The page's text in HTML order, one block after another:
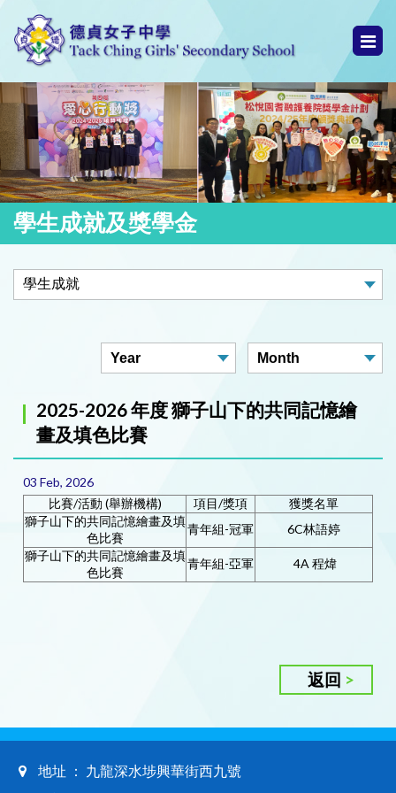
學生成就及獎學金
2025-2026 年度 獅子山下的共同記憶繪
畫及填色比賽
03 Feb, 2026
比賽/活動 (舉辦機構)
項目/獎項
獲獎名單
獅子山下的共同記憶繪畫及填
色比賽
青年組-冠軍
6C林語婷
獅子山下的共同記憶繪畫及填
色比賽
青年組-亞軍 4A 程煒
返回
地址 ： 九龍深水埗興華街西九號